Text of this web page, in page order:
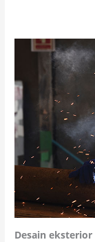
Desain eksterior